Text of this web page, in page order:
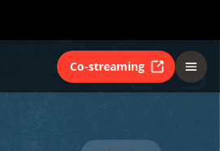
Co-streaming